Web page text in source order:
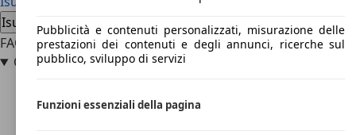
Isuzu Trooper offerte concessionario
FAQ
Quanto costa una Isuzu Trooper?
Pubblicità e contenuti personalizzati, misurazione delle
prestazioni dei contenuti e degli annunci, ricerche sul
pubblico, sviluppo di servizi
Funzioni essenziali della pagina